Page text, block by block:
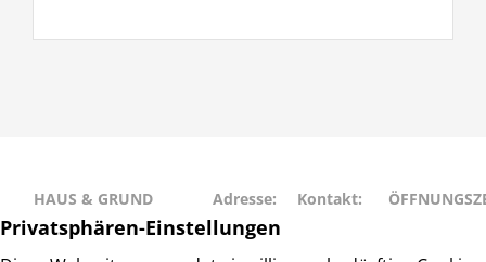
HAUS & GRUND
RAHLSTEDT
Adresse:
Schweriner
Kontakt: